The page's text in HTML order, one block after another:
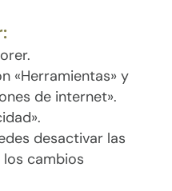
«Herramientas» y
de internet».
desactivar las
cambios